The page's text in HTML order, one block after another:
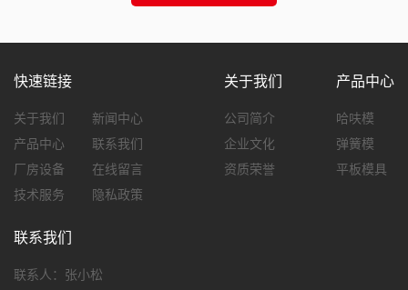
快速链接
关于我们
产品中心
厂房设备
技术服务
新闻中心
联系我们
在线留言
隐私政策
关于我们
公司简介
企业文化
资质荣誉
产品中心
哈呋模
弹簧模
平板模具
联系我们
联系人：张小松